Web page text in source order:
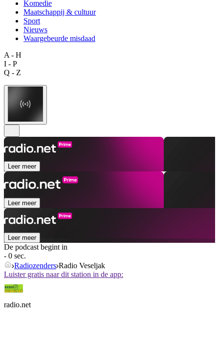
Komedie
Maatschappij & cultuur
Sport
Nieuws
Waargebeurde misdaad
A - H
I - P
Q - Z
Leer meer
Leer meer
Leer meer
De podcast begint in
- 0 sec.
Radiozenders Radio Veseljak
Luister gratis naar dit station in de app:
radio.net